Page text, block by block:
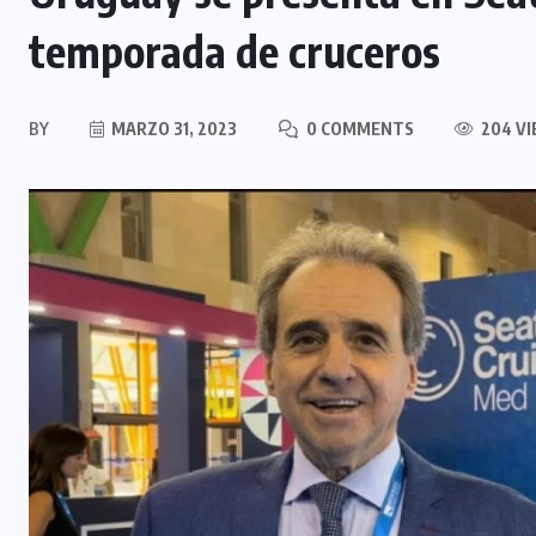
temporada de cruceros
BY MARZO 31, 2023 0 COMMENTS 204